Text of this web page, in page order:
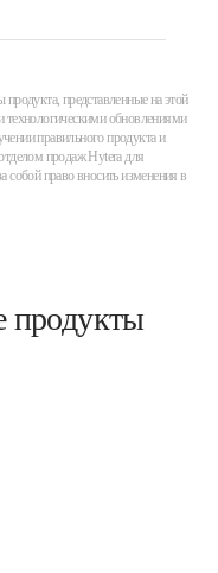
представленные на этой
технологическими обновлениями
правильного продукта и
продаж Hytera для
собой право вносить изменения в
продукты